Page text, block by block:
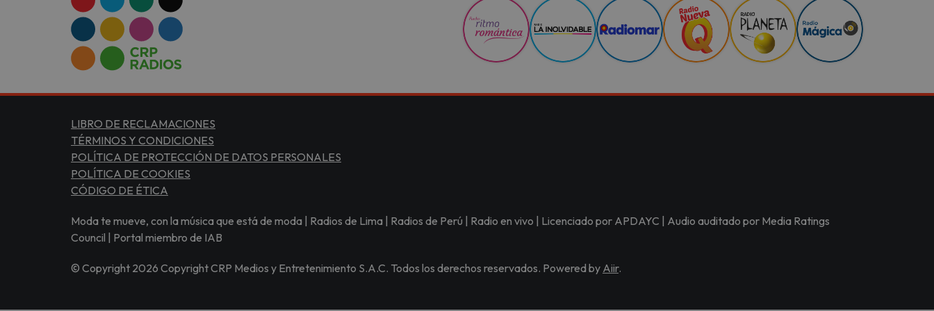
LIBRO DE RECLAMACIONES
TÉRMINOS Y CONDICIONES
POLÍTICA DE PROTECCIÓN DE DATOS PERSONALES
POLÍTICA DE COOKIES
CÓDIGO DE ÉTICA
Moda te mueve, con la música que está de moda | Radios de Lima | Radios de Perú | Radio en vivo | Licenciado por APDAYC | Audio auditado por Media Ratings
Council | Portal miembro de IAB
© Copyright 2026 Copyright CRP Medios y Entretenimiento S.A.C. Todos los derechos reservados. Powered by Aiir.